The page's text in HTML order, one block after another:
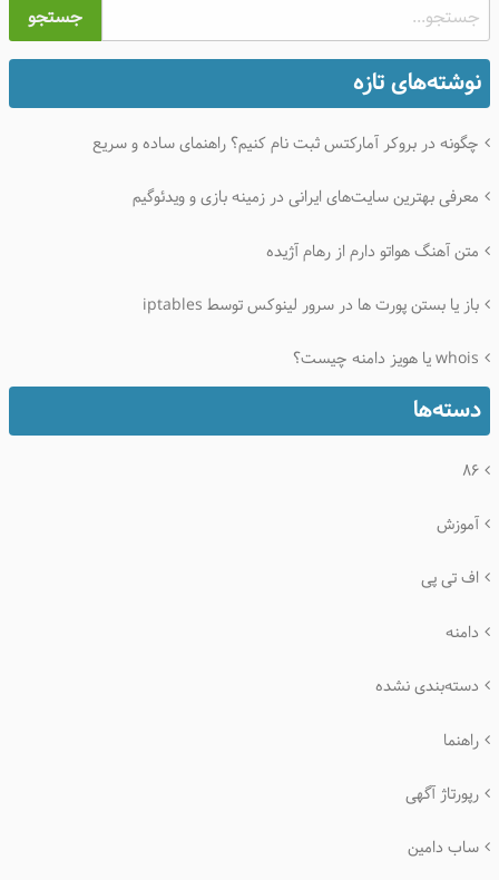
جستجو
نوشته‌های تازه
چگونه در بروکر آمارکتس ثبت نام کنیم؟ راهنمای ساده و سریع
معرفی بهترین سایت‌های ایرانی در زمینه بازی و ویدئوگیم
متن آهنگ هواتو دارم از رهام آژیده
باز یا بستن پورت ها در سرور لینوکس توسط iptables
whois یا هویز دامنه چیست؟
دسته‌ها
۸۶
آموزش
اف تی پی
دامنه
دسته‌بندی نشده
راهنما
رپورتاژ آگهی
ساب دامین